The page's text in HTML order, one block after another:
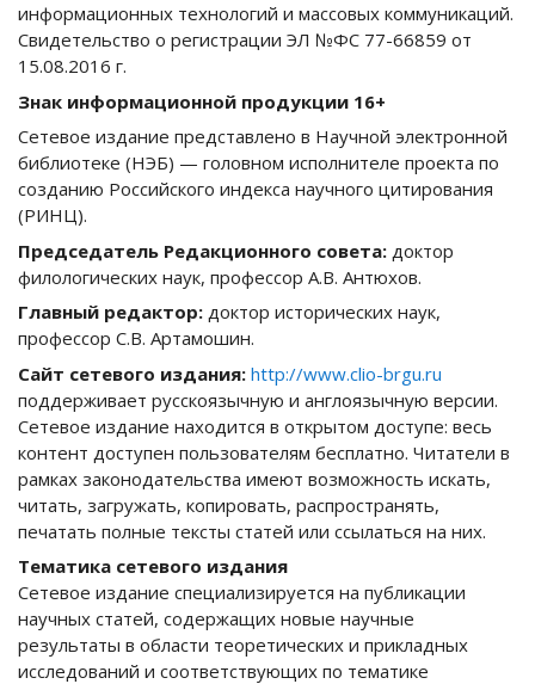
информационных технологий и массовых коммуникаций.
Свидетельство о регистрации ЭЛ №ФС 77-66859 от
15.08.2016 г.
Знак информационной продукции 16+
Сетевое издание представлено в Научной электронной
библиотеке (НЭБ) — головном исполнителе проекта по
созданию Российского индекса научного цитирования
(РИНЦ).
Председатель Редакционного совета: доктор
филологических наук, профессор А.В. Антюхов.
Главный редактор: доктор исторических наук,
профессор С.В. Артамошин.
Сайт сетевого издания: http://www.clio-brgu.ru
поддерживает русскоязычную и англоязычную версии.
Сетевое издание находится в открытом доступе: весь
контент доступен пользователям бесплатно. Читатели в
рамках законодательства имеют возможность искать,
читать, загружать, копировать, распространять,
печатать полные тексты статей или ссылаться на них.
Тематика сетевого издания
Сетевое издание специализируется на публикации
научных статей, содержащих новые научные
результаты в области теоретических и прикладных
исследований и соответствующих по тематике